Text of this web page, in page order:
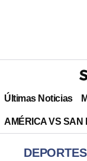
Últimas Noticias
AMÉRICA VS SAN
DEPORTES